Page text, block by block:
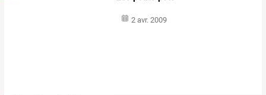
2 avr. 2009